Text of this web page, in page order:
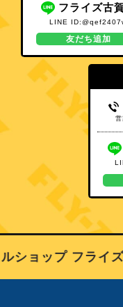
フライズ古
LINE
友だち追加
ョップ フライズ